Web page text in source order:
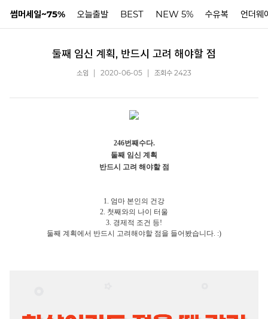
썸머세일~75% 오늘출발 BEST NEW 5% 수유복 언더웨
둘째 임신 계획, 반드시 고려 해야할 점
소임 2020-06-05 조회수 2423
246번째수다.
둘째 임신 계획
반드시 고려 해야할 점
1. 엄마 본인의 건강
2. 첫째와의 나이 터울
3. 경제적 조건 등!
둘째 계획에서 반드시 고려해야할 점을 들어봤습니다. :)